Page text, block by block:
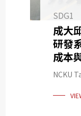
SDG1
成大
研發
成本
NCKU
which